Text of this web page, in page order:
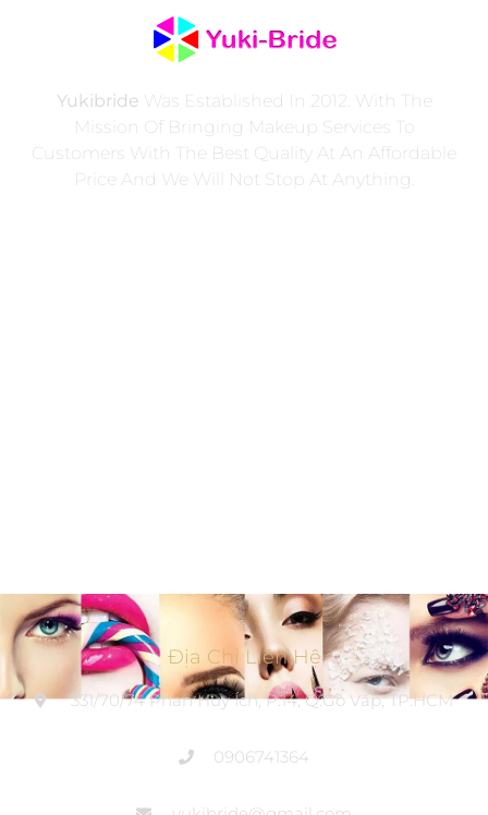
Yukibride Was Established In 2012. With The
Mission Of Bringing Makeup Services To
Customers With The Best Quality At An Affordable
Price And We Will Not Stop At Anything.
Địa Chỉ Liên Hệ
331/70/74 Phan Huy Ích, P.14, Q.Gò Vấp, TP.HCM
0906741364